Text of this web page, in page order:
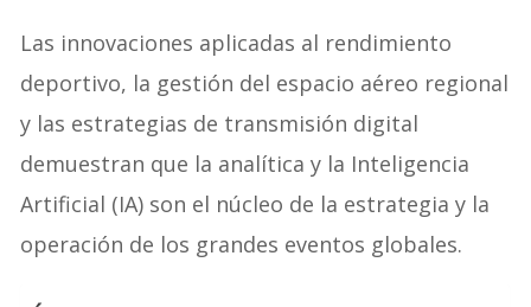
Las innovaciones aplicadas al rendimiento
deportivo, la gestión del espacio aéreo regional
y las estrategias de transmisión digital
demuestran que la analítica y la Inteligencia
Artificial (IA) son el núcleo de la estrategia y la
operación de los grandes eventos globales.